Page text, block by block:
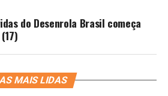
do Desenrola Brasil começa
MAIS LIDAS